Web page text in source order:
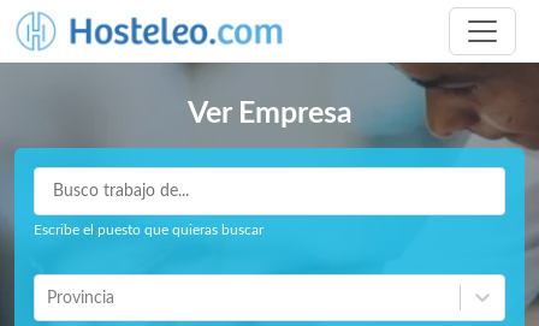
Ver Empresa
Escribe el puesto que quieras buscar
Provincia